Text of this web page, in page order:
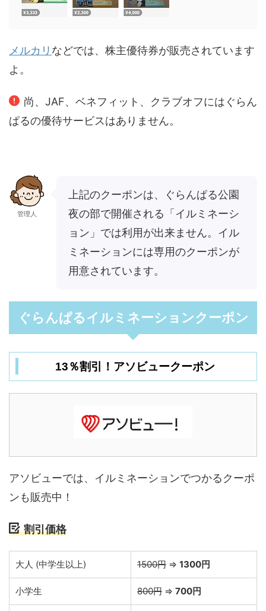
メルカリ などでは、株主優待券が販売されています
よ。
尚、JAF、ベネフィット、クラブオフにはぐらん
ぱるの優待サービスはありません。
管理人
上記のクーポンは、ぐらんぱる公園
夜の部で開催される「イルミネーシ
ョン」では利用が出来ません。イル
ミネーションには専用のクーポンが
用意されています。
ぐらんぱるイルミネーションクーポン
13％割引！アソビュークーポン
アソビューでは、イルミネーションでつかるクーポ
ンも販売中！
割引価格
大人 (中学生以上) 1500円 ⇒ 1300円
小学生 800円 ⇒ 700円